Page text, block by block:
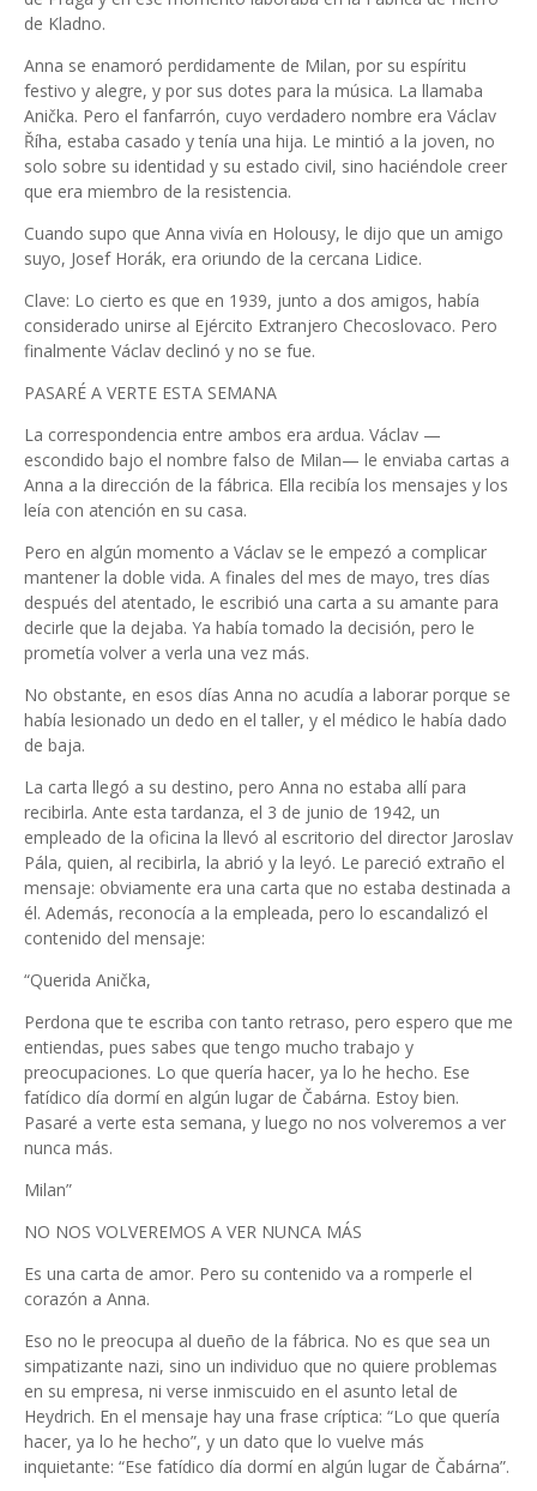
de Kladno.
Anna se enamoró perdidamente de Milan, por su espíritu
festivo y alegre, y por sus dotes para la música. La llamaba
Anička. Pero el fanfarrón, cuyo verdadero nombre era Václav
Říha, estaba casado y tenía una hija. Le mintió a la joven, no
solo sobre su identidad y su estado civil, sino haciéndole creer
que era miembro de la resistencia.
Cuando supo que Anna vivía en Holousy, le dijo que un amigo
suyo, Josef Horák, era oriundo de la cercana Lidice.
Clave: Lo cierto es que en 1939, junto a dos amigos, había
considerado unirse al Ejército Extranjero Checoslovaco. Pero
finalmente Václav declinó y no se fue.
PASARÉ A VERTE ESTA SEMANA
La correspondencia entre ambos era ardua. Václav —
escondido bajo el nombre falso de Milan— le enviaba cartas a
Anna a la dirección de la fábrica. Ella recibía los mensajes y los
leía con atención en su casa.
Pero en algún momento a Václav se le empezó a complicar
mantener la doble vida. A finales del mes de mayo, tres días
después del atentado, le escribió una carta a su amante para
decirle que la dejaba. Ya había tomado la decisión, pero le
prometía volver a verla una vez más.
No obstante, en esos días Anna no acudía a laborar porque se
había lesionado un dedo en el taller, y el médico le había dado
de baja.
La carta llegó a su destino, pero Anna no estaba allí para
recibirla. Ante esta tardanza, el 3 de junio de 1942, un
empleado de la oficina la llevó al escritorio del director Jaroslav
Pála, quien, al recibirla, la abrió y la leyó. Le pareció extraño el
mensaje: obviamente era una carta que no estaba destinada a
él. Además, reconocía a la empleada, pero lo escandalizó el
contenido del mensaje:
“Querida Anička,
Perdona que te escriba con tanto retraso, pero espero que me
entiendas, pues sabes que tengo mucho trabajo y
preocupaciones. Lo que quería hacer, ya lo he hecho. Ese
fatídico día dormí en algún lugar de Čabárna. Estoy bien.
Pasaré a verte esta semana, y luego no nos volveremos a ver
nunca más.
Milan”
NO NOS VOLVEREMOS A VER NUNCA MÁS
Es una carta de amor. Pero su contenido va a romperle el
corazón a Anna.
Eso no le preocupa al dueño de la fábrica. No es que sea un
simpatizante nazi, sino un individuo que no quiere problemas
en su empresa, ni verse inmiscuido en el asunto letal de
Heydrich. En el mensaje hay una frase críptica: “Lo que quería
hacer, ya lo he hecho”, y un dato que lo vuelve más
inquietante: “Ese fatídico día dormí en algún lugar de Čabárna”.